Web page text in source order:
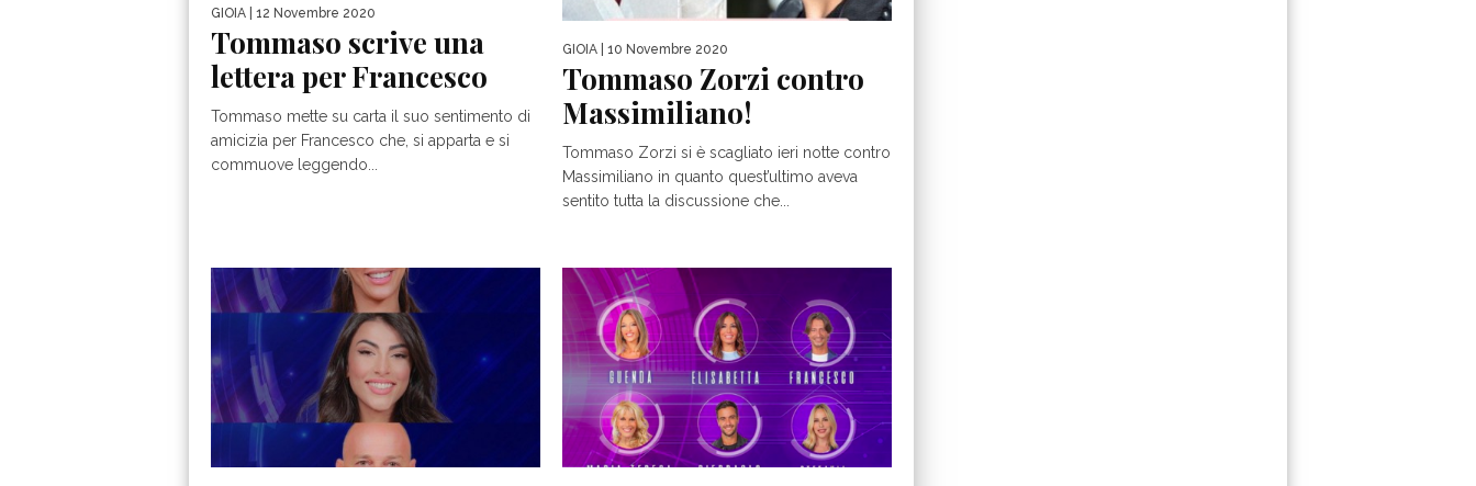
GIOIA | 12 Novembre 2020
Tommaso scrive una
lettera per Francesco
Tommaso mette su carta il suo sentimento di
amicizia per Francesco che, si apparta e si
commuove leggendo...
GIOIA | 10 Novembre 2020
Tommaso Zorzi contro
Massimiliano!
Tommaso Zorzi si è scagliato ieri notte contro
Massimiliano in quanto quest’ultimo aveva
sentito tutta la discussione che...